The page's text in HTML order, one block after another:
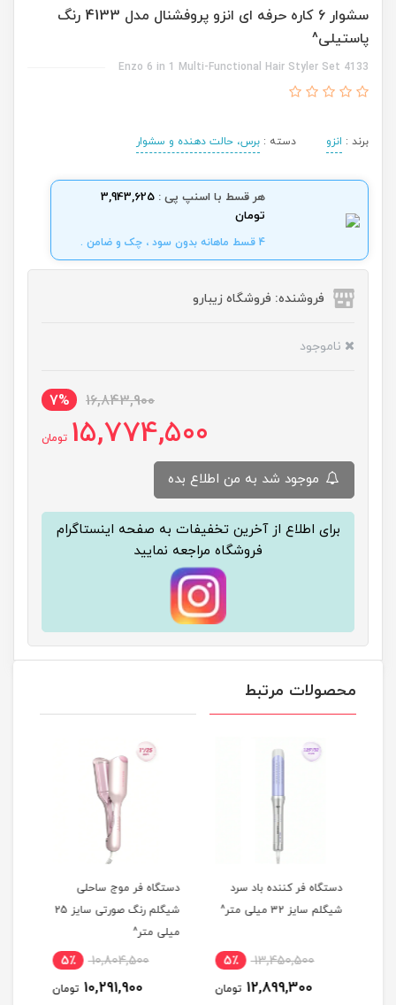
سشوار 6 کاره حرفه ای انزو پروفشنال مدل 4133 رنگ
پاستیلی^
Enzo 6 in 1 Multi-Functional Hair Styler Set 4133
برند : انزو دسته : برس، حالت دهنده و سشوار
هر قسط با اسنپ پی : 3,943,625
تومان
4 قسط ماهانه بدون سود ، چک و ضامن .
فروشنده: فروشگاه زیبارو
ناموجود
16,843,900
7%
15,774,500 تومان
برای اطلاع از آخرین تخفیفات به صفحه اینستاگرام
فروشگاه مراجعه نمایید
محصولات مرتبط
دستگاه فر کننده باد سرد
شیگلم سایز 32 میلی متر^
13,450,500 5٪
12,899,300 تومان
دستگاه فر موج ساحلی
شیگلم رنگ صورتی سایز 25
میلی متر^
10,804,500 5٪
10,291,900 تومان